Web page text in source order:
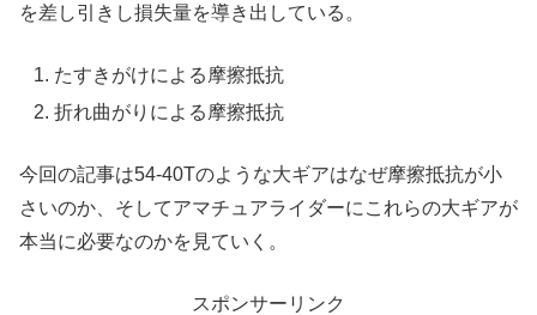
を差し引きし損失量を導き出している。
たすきがけによる摩擦抵抗
折れ曲がりによる摩擦抵抗
今回の記事は54-40Tのような大ギアはなぜ摩擦抵抗が小
さいのか、そしてアマチュアライダーにこれらの大ギアが
本当に必要なのかを見ていく。
スポンサーリンク